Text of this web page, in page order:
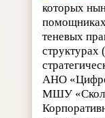
которых
теневых
структурах
АНО
МШУ